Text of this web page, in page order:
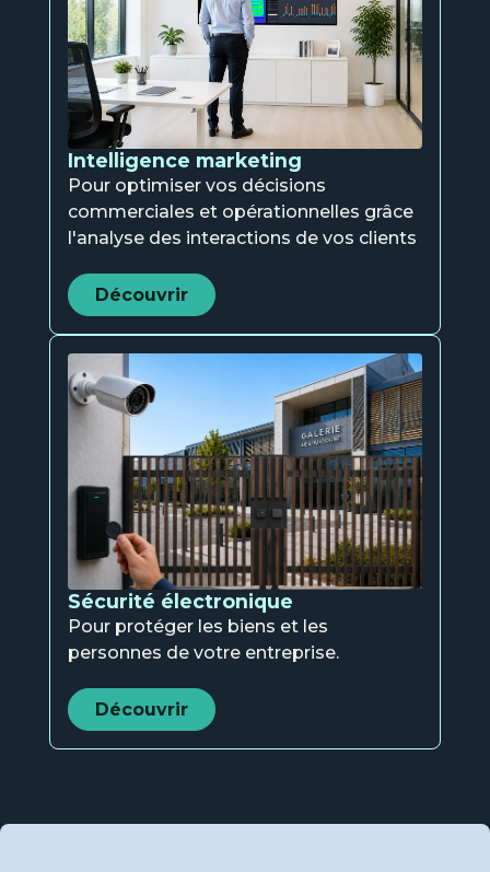
Intelligence marketing
Pour optimiser vos décisions
commerciales et opérationnelles grâce
l'analyse des interactions de vos clients
Découvrir
Sécurité électronique
Pour protéger les biens et les
personnes de votre entreprise.
Découvrir